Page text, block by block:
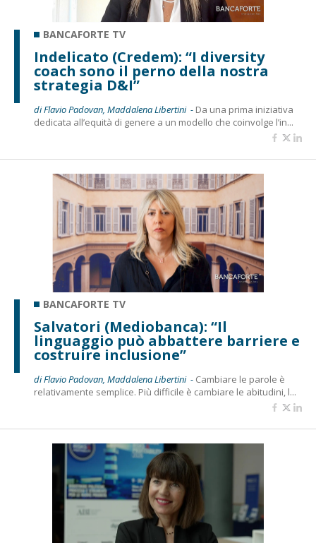
BANCAFORTE TV
Indelicato (Credem): “I diversity
coach sono il perno della nostra
strategia D&I”
di Flavio Padovan, Maddalena Libertini - Da una prima iniziativa
dedicata all’equità di genere a un modello che coinvolge l’in...
BANCAFORTE TV
Salvatori (Mediobanca): “Il
linguaggio può abbattere barriere e
costruire inclusione”
di Flavio Padovan, Maddalena Libertini - Cambiare le parole è
relativamente semplice. Più difficile è cambiare le abitudini, l...